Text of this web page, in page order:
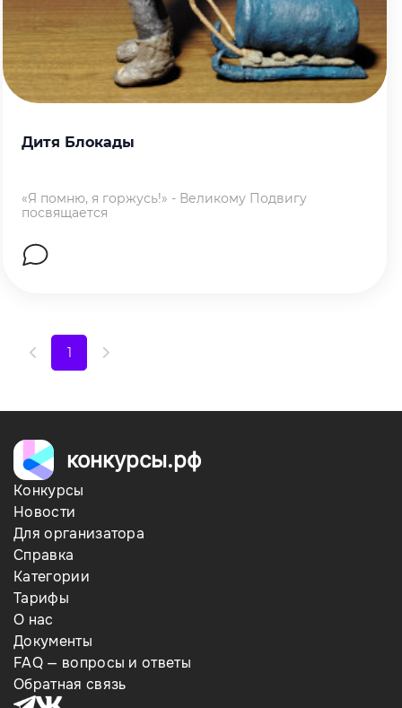
Дитя Блокады
«Я помню, я горжусь!» - Великому Подвигу
посвящается
1
конкурсы.рф
Конкурсы
Новости
Для организатора
Справка
Категории
Тарифы
О нас
Документы
FAQ — вопросы и ответы
Обратная связь